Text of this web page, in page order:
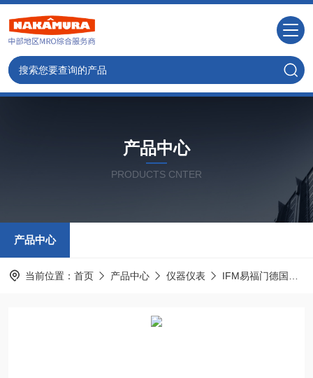
产品中心
PRODUCTS CNTER
产品中心
当前位置： 首页 产品中心 仪器仪表 IFM易福门德国